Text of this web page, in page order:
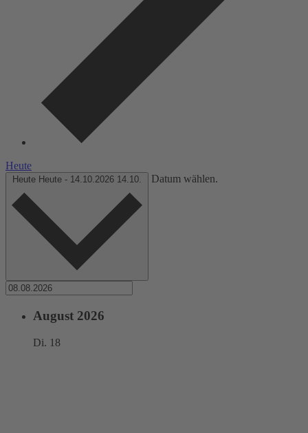
Heute
Heute Heute - 14.10.2026 14.10. Datum wählen.
August 2026
Di. 18